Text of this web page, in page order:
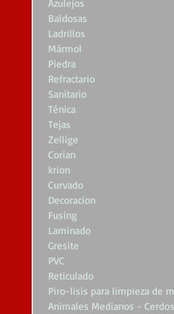
Azulejos
Baldosas
Ladrillos
Mármol
Piedra
Refractario
Sanitario
Ténica
Tejas
Zellige
Corian
krion
Curvado
Decoracion
Fusing
Laminado
Gresite
PVC
Reticulado
Piro-lisis para limpieza de
Animales Medianos -